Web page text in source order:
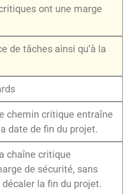
ont une marge
de tâches ainsi qu’à la
chemin critique entraîne
date de fin du projet.
chaîne critique
de sécurité, sans
la fin du projet.